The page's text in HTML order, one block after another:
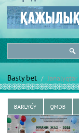
Basty bet Jańalyqtar
BARLYǴY QMDB